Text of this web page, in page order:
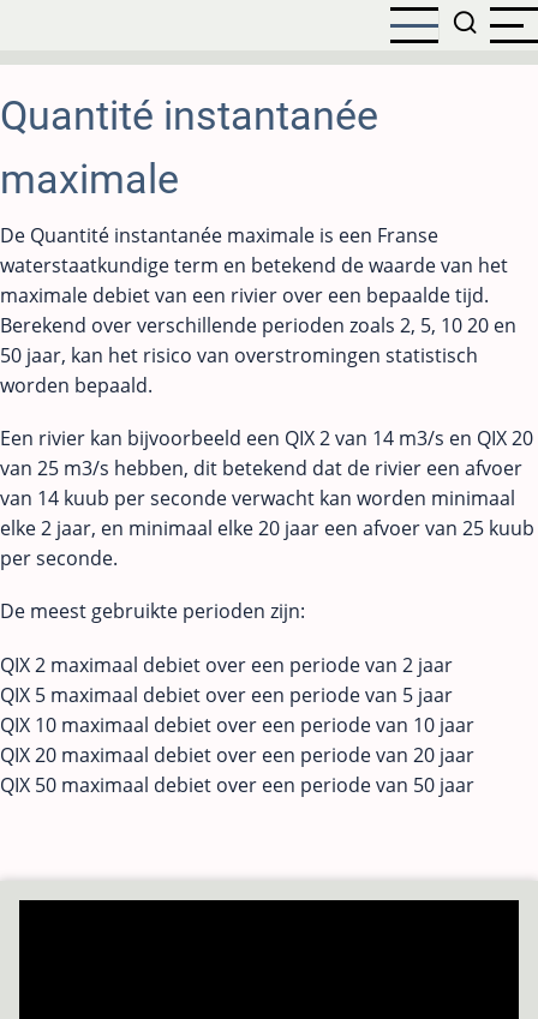
de
inhoud
Quantité instantanée
maximale
De Quantité instantanée maximale is een Franse
waterstaatkundige term en betekend de waarde van het
maximale debiet van een rivier over een bepaalde tijd.
Berekend over verschillende perioden zoals 2, 5, 10 20 en
50 jaar, kan het risico van overstromingen statistisch
worden bepaald.
Een rivier kan bijvoorbeeld een QIX 2 van 14 m3/s en QIX 20
van 25 m3/s hebben, dit betekend dat de rivier een afvoer
van 14 kuub per seconde verwacht kan worden minimaal
elke 2 jaar, en minimaal elke 20 jaar een afvoer van 25 kuub
per seconde.
De meest gebruikte perioden zijn:
QIX 2 maximaal debiet over een periode van 2 jaar
QIX 5 maximaal debiet over een periode van 5 jaar
QIX 10 maximaal debiet over een periode van 10 jaar
QIX 20 maximaal debiet over een periode van 20 jaar
QIX 50 maximaal debiet over een periode van 50 jaar